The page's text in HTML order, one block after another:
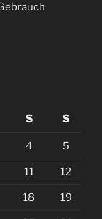
S S
4 5
11 12
18 19